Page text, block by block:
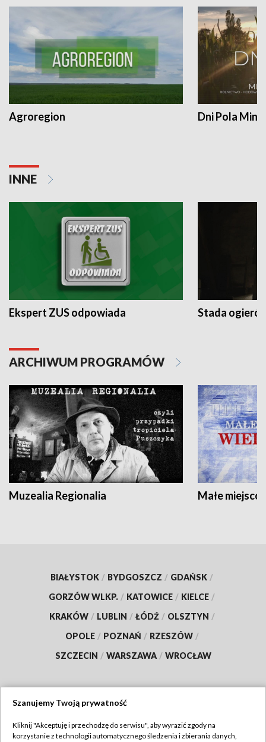
Agroregion Dni Pola
INNE
Ekspert ZUS odpowiada Stada
ARCHIWUM PROGRAMÓW
Muzealia Regionalia Małe
BIAŁYSTOK / BYDGOSZCZ / GDAŃSK /
GORZÓW WLKP. / KATOWICE / KIELCE /
KRAKÓW / LUBLIN / ŁÓDŹ / OLSZTYN /
OPOLE / POZNAŃ / RZESZÓW /
SZCZECIN / WARSZAWA / WROCŁAW
TVP
Szanujemy Twoją prywatność
Kliknij "Akceptuję i przechodzę do serwisu", aby wyrazić zgody na
korzystanie z technologii automatycznego śledzenia i zbierania danych,